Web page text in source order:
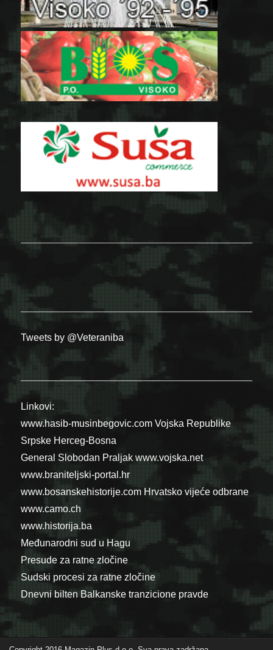
Tweets by @Veteraniba
Linkovi:
www.hasib-musinbegovic.com Vojska Republike
Srpske Herceg-Bosna
General Slobodan Praljak www.vojska.net
www.braniteljski-portal.hr
www.bosanskehistorije.com Hrvatsko vijeće odbrane
www.camo.ch
www.historija.ba
Međunarodni sud u Hagu
Presude za ratne zločine
Sudski procesi za ratne zločine
Dnevni bilten Balkanske tranzicione pravde